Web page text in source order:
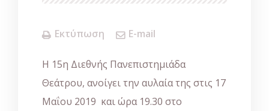
Εκτύπωση E-mail
Η 15η Διεθνής Πανεπιστημιάδα
Θεάτρου, ανοίγει την αυλαία της στις 17
Μαΐου 2019 και ώρα 19.30 στο